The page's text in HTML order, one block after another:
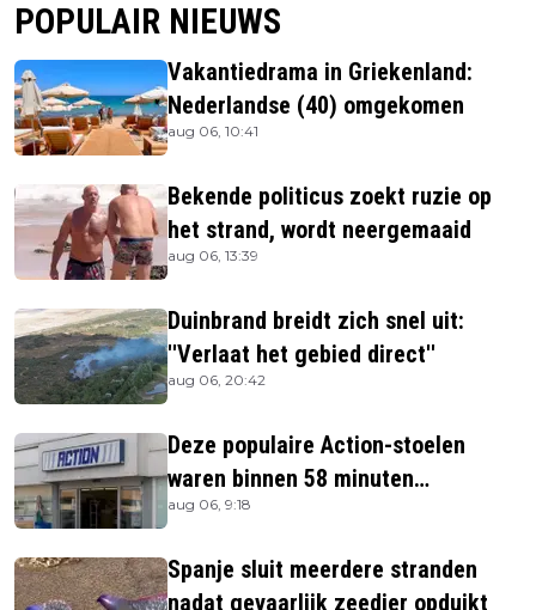
POPULAIR NIEUWS
Vakantiedrama in Griekenland:
Nederlandse (40) omgekomen
aug 06, 10:41
Bekende politicus zoekt ruzie op
het strand, wordt neergemaaid
aug 06, 13:39
Duinbrand breidt zich snel uit:
''Verlaat het gebied direct''
aug 06, 20:42
Deze populaire Action-stoelen
waren binnen 58 minuten
uitverkocht zijn vandaag weer te
aug 06, 9:18
Spanje sluit meerdere stranden
nadat gevaarlijk zeedier opduikt